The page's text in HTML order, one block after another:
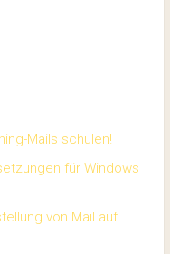
Mails schulen!
für Windows
von Mail auf